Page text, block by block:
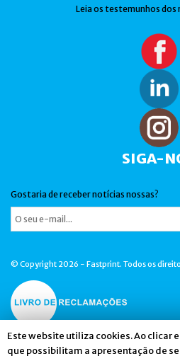
Leia os testemunhos dos
SIGA-
Gostaria de receber notícias nossas?
© Copyright 2026 - Fastprint. Todos os
Este website utiliza cookies. Ao clicar
que possibilitam a apresentação de